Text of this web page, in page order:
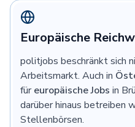
Europäische
politjobs beschränkt sich
Arbeitsmarkt. Auch in
füreuropäische Jobs in
darüber hinaus betreiben
Stellenbörsen.